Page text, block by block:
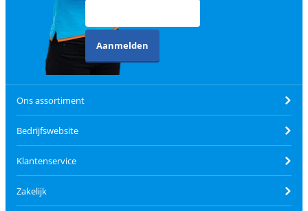
Aanmelden
Ons assortiment
Bedrijfswebsite
Klantenservice
Zakelijk